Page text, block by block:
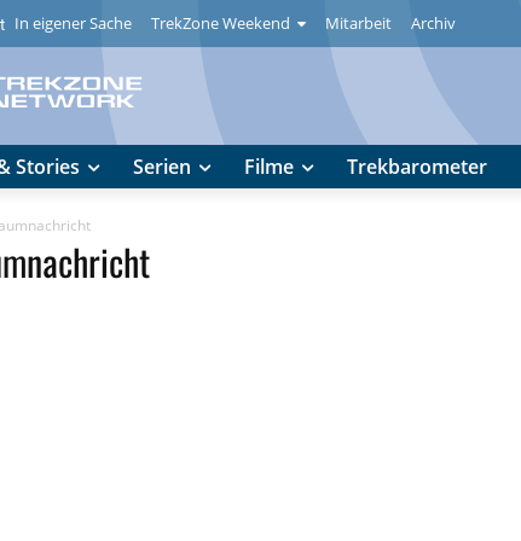
In eigener Sache TrekZone Weekend Mitarbeit Archiv
Stories Serien Filme Trekbarometer